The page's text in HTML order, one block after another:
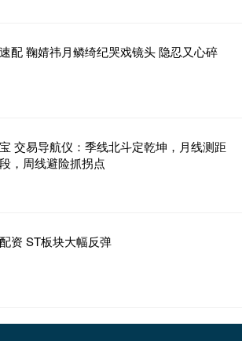
配 鞠婧祎月鳞绮纪哭戏镜头 隐忍又心碎
交易导航仪：季线北斗定乾坤，月线测距
，周线避险抓拐点
资 ST板块大幅反弹